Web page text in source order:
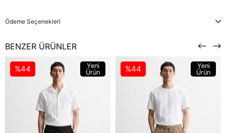
Ödeme Seçenekleri
BENZER ÜRÜNLER
%44
Yeni
Ürün
%44
Yeni
Ürün